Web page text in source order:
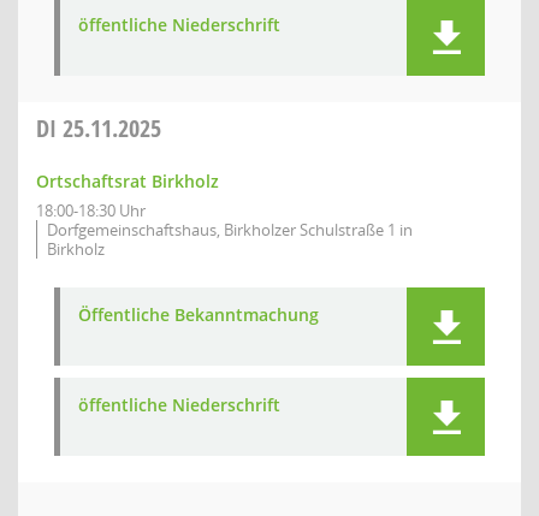
öffentliche Niederschrift
DI 25.11.2025
Ortschaftsrat Birkholz
18:00-18:30 Uhr
Dorfgemeinschaftshaus, Birkholzer Schulstraße 1 in
Birkholz
Öffentliche Bekanntmachung
öffentliche Niederschrift